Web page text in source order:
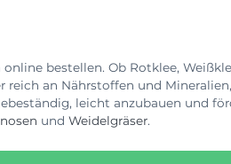
bestellen. Ob Rotklee,
reich an Nährstoffen und
leicht anzubauen und
und Weidelgräser.